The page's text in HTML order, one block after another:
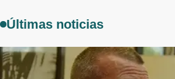
Últimas noticias